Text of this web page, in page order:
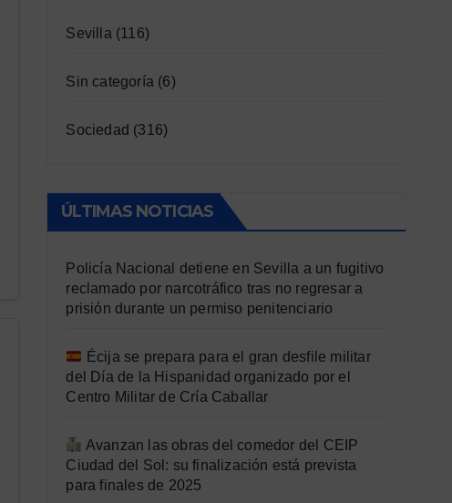
Sevilla (116)
Sin categoría (6)
Sociedad (316)
ÚLTIMAS NOTICIAS
Policía Nacional detiene en Sevilla a un fugitivo
reclamado por narcotráfico tras no regresar a
prisión durante un permiso penitenciario
Écija se prepara para el gran desfile militar
del Día de la Hispanidad organizado por el
Centro Militar de Cría Caballar
Avanzan las obras del comedor del CEIP
Ciudad del Sol: su finalización está prevista
para finales de 2025